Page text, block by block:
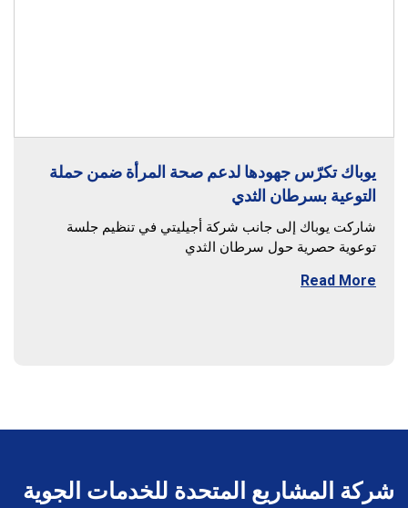
يوباك تكرّس جهودها لدعم صحة المرأة ضمن حملة
التوعية بسرطان الثدي
شاركت يوباك إلى جانب شركة أجيليتي في تنظيم جلسة
توعوية حصرية حول سرطان الثدي
Read More
شركة المشاريع المتحدة للخدمات الجوية